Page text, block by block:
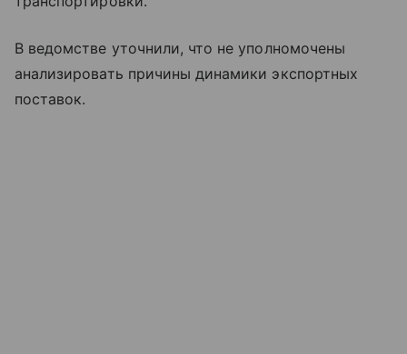
В ведомстве уточнили, что не уполномочены
анализировать причины динамики экспортных
поставок.